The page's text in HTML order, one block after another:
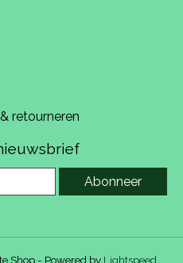
retourneren
Abonneer
Shop - Powered by Lightspeed